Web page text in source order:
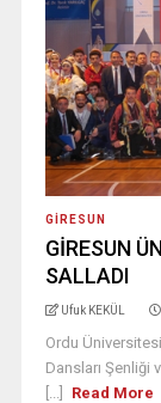
GIRESUN
GİRESUN
SALLADI
Ufuk KEKÜL
Ordu
Dansları Şenliği
[...]
Read More